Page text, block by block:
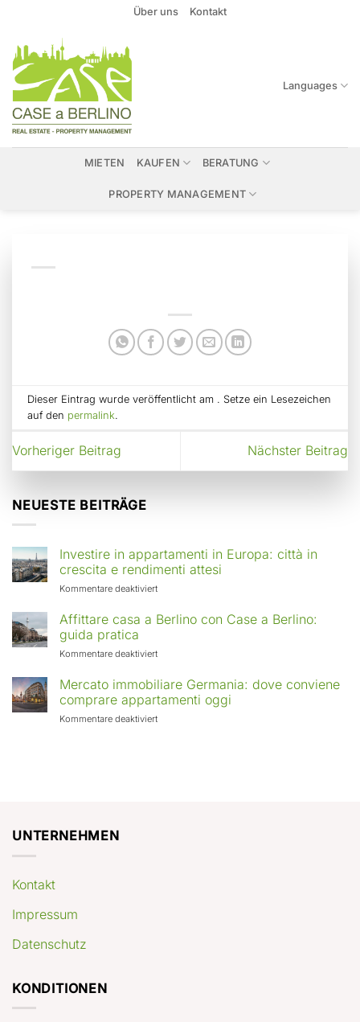
springen
Über uns Kontakt
Languages
MIETEN KAUFEN BERATUNG
PROPERTY MANAGEMENT
Dieser Eintrag wurde veröffentlicht am . Setze ein Lesezeichen
auf den permalink.
Vorheriger Beitrag Nächster Beitrag
NEUESTE BEITRÄGE
Investire in appartamenti in Europa: città in
crescita e rendimenti attesi
Kommentare deaktiviertfür
in
Europa:
in
crescita
rendimenti
Affittare casa a Berlino con Case a Berlino:
guida pratica
Kommentare deaktiviertfür
casa
a
Berlino
con
Mercato immobiliare Germania: dove conviene
comprare appartamenti oggi
Kommentare deaktiviertfür
UNTERNEHMEN
Kontakt
Impressum
Datenschutz
KONDITIONEN